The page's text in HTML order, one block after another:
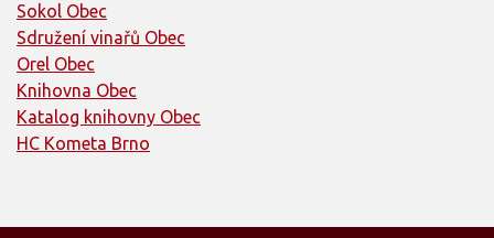
Sokol Obec
Sdružení vinařů Obec
Orel Obec
Knihovna Obec
Katalog knihovny Obec
HC Kometa Brno